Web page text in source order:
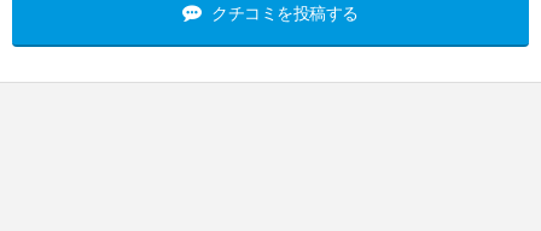
クチコミを投稿する